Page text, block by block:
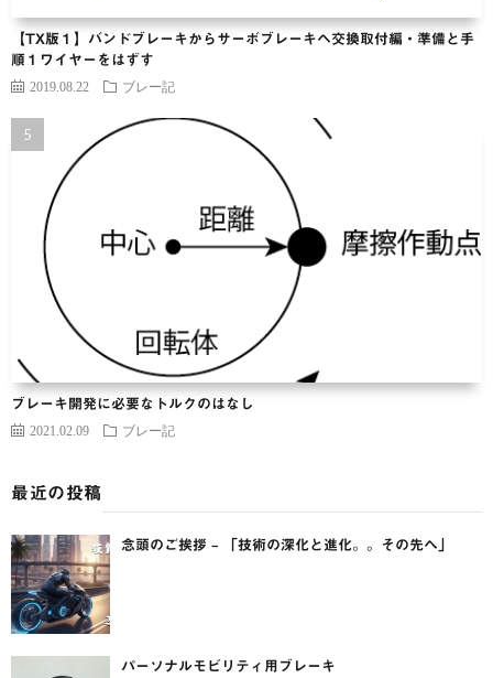
【TX版１】バンドブレーキからサーボブレーキヘ交換取付編・準備と手
順１ワイヤーをはずす
2019.08.22 ブレー記
ブレーキ開発に必要なトルクのはなし
2021.02.09 ブレー記
最近の投稿
念頭のご挨拶 – 「技術の深化と進化。。その先へ」
パーソナルモビリティ用ブレーキ